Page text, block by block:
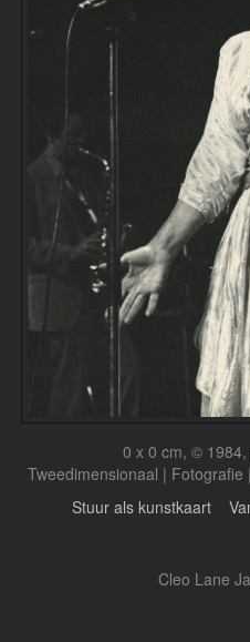
0 x 0 cm, ©
Tweedimensionaal |
Stuur als kunstkaart
Cleo Lane